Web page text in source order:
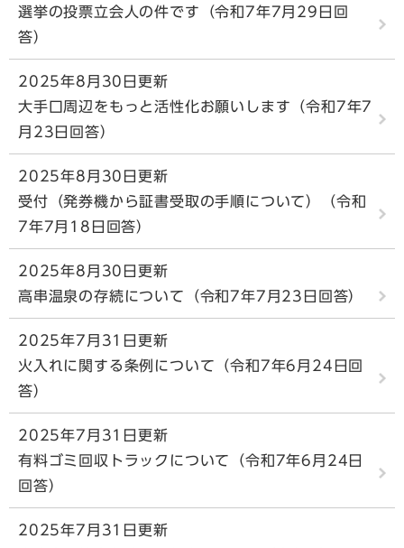
選挙の投票立会人の件です（令和7年7月29日回
答）
2025年8月30日更新
大手口周辺をもっと活性化お願いします（令和7年7
月23日回答）
2025年8月30日更新
受付（発券機から証書受取の手順について）（令和
7年7月18日回答）
2025年8月30日更新
高串温泉の存続について（令和7年7月23日回答）
2025年7月31日更新
火入れに関する条例について（令和7年6月24日回
答）
2025年7月31日更新
有料ゴミ回収トラックについて（令和7年6月24日
回答）
2025年7月31日更新